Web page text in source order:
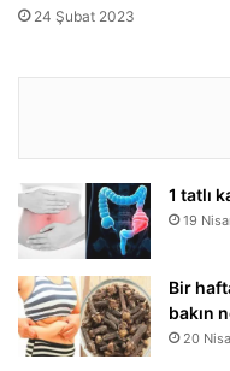
24 Şubat 2023
1 tatlı
19
Bir
bakın
20